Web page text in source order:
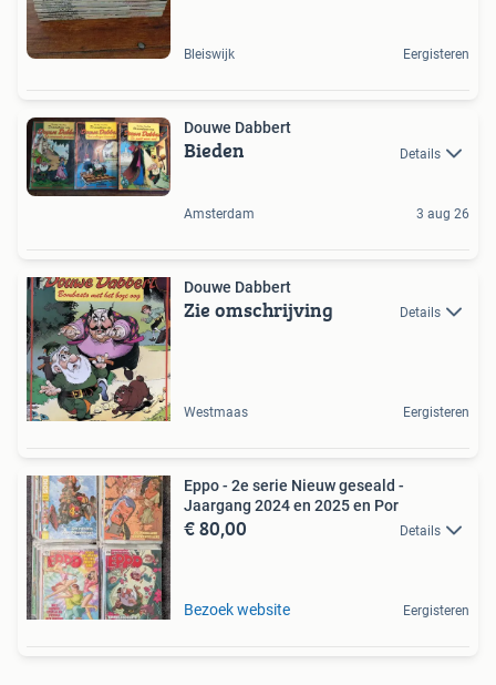
Bleiswijk Eergisteren
Douwe Dabbert
Bieden Details
Amsterdam 3 aug 26
Douwe Dabbert
Zie omschrijving Details
Westmaas Eergisteren
Eppo - 2e serie Nieuw geseald -
Jaargang 2024 en 2025 en Por
€ 80,00 Details
Bezoek website Eergisteren